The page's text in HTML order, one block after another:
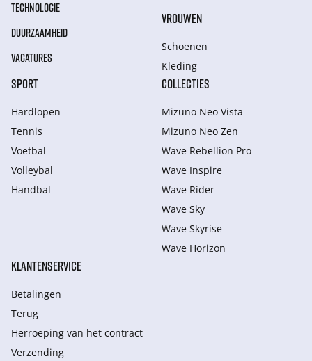
TECHNOLOGIE
DUURZAAMHEID
VACATURES
VROUWEN
Schoenen
Kleding
SPORT
Hardlopen
Tennis
Voetbal
Volleybal
Handbal
COLLECTIES
Mizuno Neo Vista
Mizuno Neo Zen
Wave Rebellion Pro
Wave Inspire
Wave Rider
Wave Sky
Wave Skyrise
Wave Horizon
KLANTENSERVICE
Betalingen
Terug
Herroeping van het contract
Verzending